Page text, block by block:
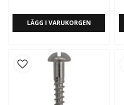
LÄGG I VARUKORGEN